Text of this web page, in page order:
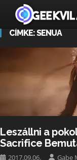
CÍMKE:SENUA
Leszállni a
Sacrifice
2017.09.06. Gabe